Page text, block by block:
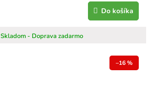
Skladom - Doprava zadarmo
Do košíka
–16 %